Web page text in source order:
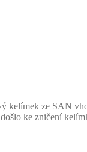
ze SAN
ke zničení